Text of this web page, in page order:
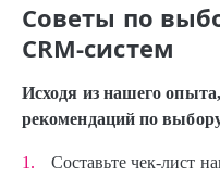
Советы по
CRM-систем
Исходя из нашего
рекомендаций по
Составьте чек-лист